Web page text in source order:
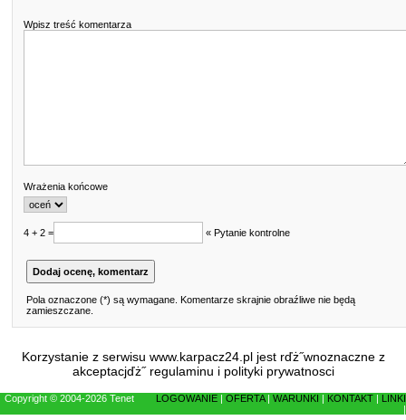
Wpisz treść komentarza
Wrażenia końcowe
4 + 2 = « Pytanie kontrolne
Pola oznaczone (*) są wymagane. Komentarze skrajnie obraźliwe nie będą
zamieszczane.
Korzystanie z serwisu www.karpacz24.pl jest rďż˝wnoznaczne z
akceptacjďż˝ regulaminu i polityki prywatnosci
Copyright © 2004-2026 Tenet LOGOWANIE OFERTA| WARUNKI KONTAKT
LINKI